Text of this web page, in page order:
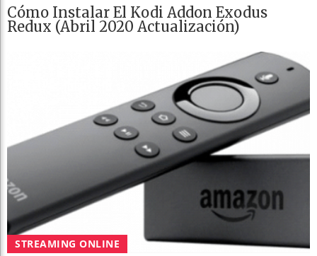
Cómo Instalar El Kodi Addon Exodus
Redux (Abril 2020 Actualización)
STREAMING ONLINE